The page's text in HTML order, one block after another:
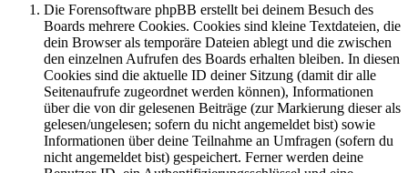
Die Forensoftware phpBB erstellt bei deinem Besuch des
Boards mehrere Cookies. Cookies sind kleine Textdateien, die
dein Browser als temporäre Dateien ablegt und die zwischen
den einzelnen Aufrufen des Boards erhalten bleiben. In diesen
Cookies sind die aktuelle ID deiner Sitzung (damit dir alle
Seitenaufrufe zugeordnet werden können), Informationen
über die von dir gelesenen Beiträge (zur Markierung dieser als
gelesen/ungelesen; sofern du nicht angemeldet bist) sowie
Informationen über deine Teilnahme an Umfragen (sofern du
nicht angemeldet bist) gespeichert. Ferner werden deine